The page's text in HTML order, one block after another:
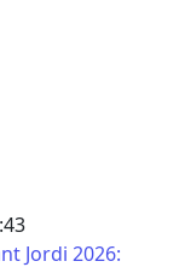
2026: Taller